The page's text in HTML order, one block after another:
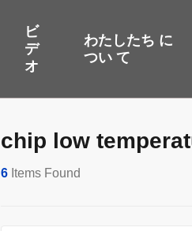
ビ
デ
オ
わたしたち に
つい て
chip low
6 Items Found